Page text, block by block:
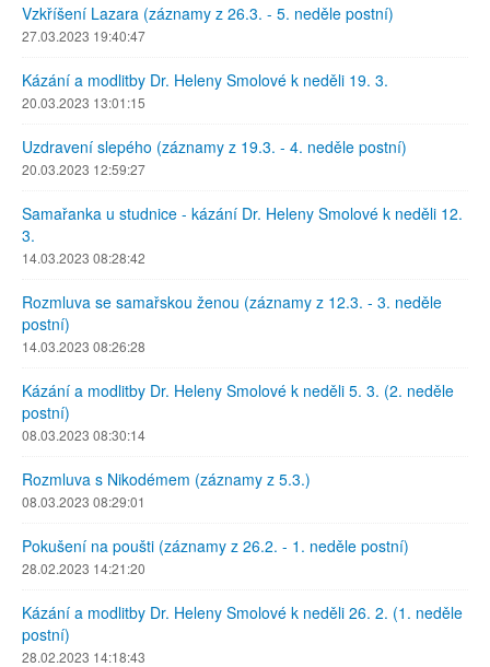
Vzkříšení Lazara (záznamy z 26.3. - 5. neděle postní)
27.03.2023 19:40:47
Kázání a modlitby Dr. Heleny Smolové k neděli 19. 3.
20.03.2023 13:01:15
Uzdravení slepého (záznamy z 19.3. - 4. neděle postní)
20.03.2023 12:59:27
Samařanka u studnice - kázání Dr. Heleny Smolové k neděli 12.
3.
14.03.2023 08:28:42
Rozmluva se samařskou ženou (záznamy z 12.3. - 3. neděle
postní)
14.03.2023 08:26:28
Kázání a modlitby Dr. Heleny Smolové k neděli 5. 3. (2. neděle
postní)
08.03.2023 08:30:14
Rozmluva s Nikodémem (záznamy z 5.3.)
08.03.2023 08:29:01
Pokušení na poušti (záznamy z 26.2. - 1. neděle postní)
28.02.2023 14:21:20
Kázání a modlitby Dr. Heleny Smolové k neděli 26. 2. (1. neděle
postní)
28.02.2023 14:18:43